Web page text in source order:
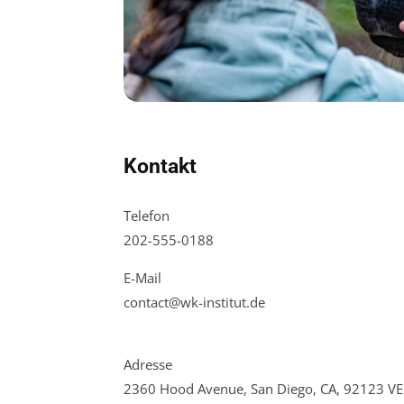
Kontakt
Telefon
202-555-0188
E-Mail
contact@wk-institut.de
Adresse
2360 Hood Avenue, San Diego, CA, 92123